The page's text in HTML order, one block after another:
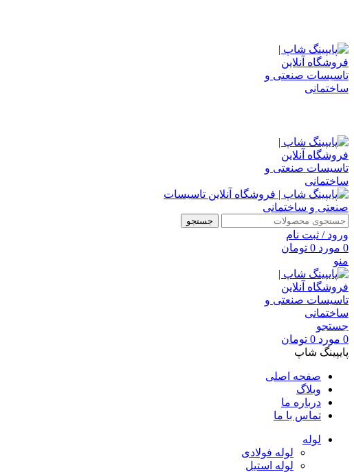
جستجو
ورود / ثبت نام
0 مورد 0 تومان
منو
جستجو
0 مورد 0 تومان
پایپینگ شاپ
صفحه اصلی
وبلاگ
درباره ما
تماس با ما
لوله
لوله فولادی
لوله استیل